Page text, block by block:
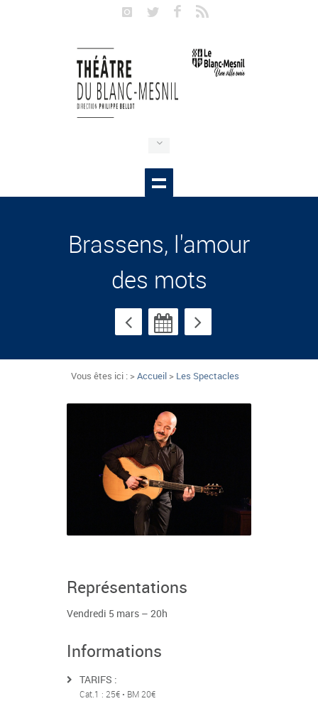
Brassens, l'amour
des mots
Vous êtes ici : >Accueil > Les Spectacles
Représentations
Vendredi 5 mars – 20h
Informations
TARIFS :
Cat.1 : 25€ • BM 20€